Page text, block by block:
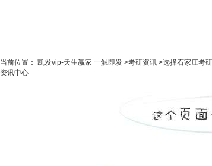
当前位置： 凯发vip-天生赢家 一触即发 >考研资讯 >选择石家庄考
资讯中心